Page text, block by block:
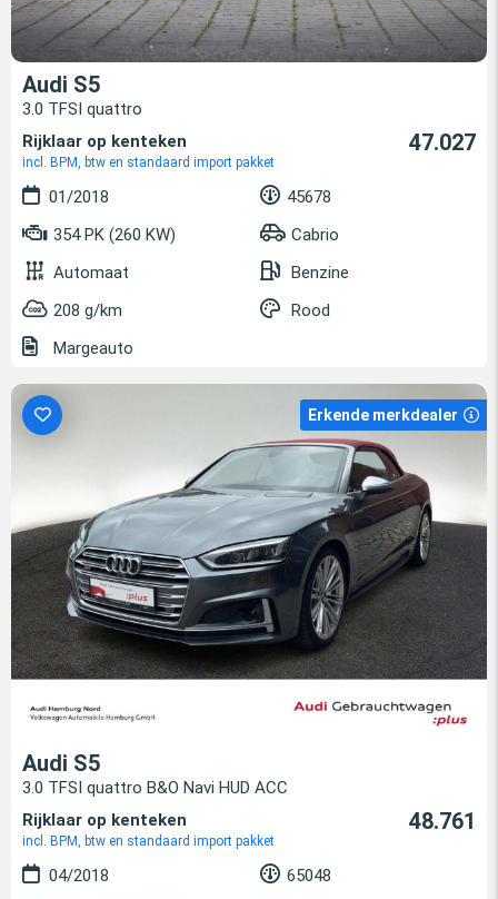
Audi S5
3.0 TFSI quattro
Rijklaar op kenteken
incl. BPM, btw en standaard import pakket
47.027
01/2018
45678
354 PK (260 KW)
Cabrio
Automaat
Benzine
208 g/km
Rood
Margeauto
Erkende merkdealer
Audi S5
3.0 TFSI quattro B&O Navi HUD ACC
Rijklaar op kenteken
incl. BPM, btw en standaard import pakket
48.761
04/2018
65048